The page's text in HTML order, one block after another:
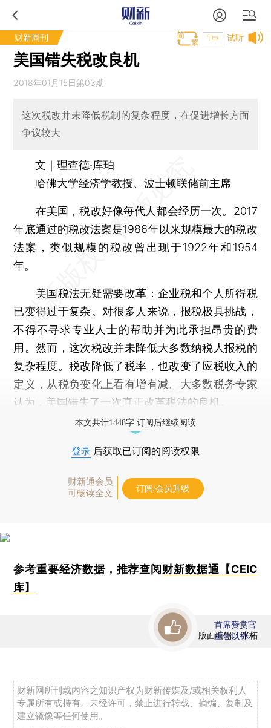
财新周刊 试听
T中
美国错失税改良机
2018年01月15日第03期
这次税改并未降低税制的复杂程度，在促进增长方面
争议较大
文｜理查德·库珀
哈佛大学经济学教授、波士顿联储前主席
在美国，税改好像每代人都会经历一次。2017
年底通过的税改法案是1986年以来规模最大的税改
法案，类似规模的税改曾出现于1922年和1954
年。
美国税法无疑需要改革：企业税和个人所得税
已变得过于复杂。对很多人来说，报税极具挑战，
不得不寻求专业人士的帮助并为此承担昂贵的费
用。然而，这次税改并未降低大多数纳税人报税的
复杂程度。税改降低了税率，也改变了应税收入的
定义，从税负变化上看有增有减。大多数税务专家
认为，美国错失了一次真正改革税法的良机。
本文共计1448字 订阅后继续阅读
登录 后获取已订阅的阅读权限
财新通会员
可畅读全文
订阅/会员升级
参考重要经济数据，推荐查阅 财新数据通【CEIC
库】
版面编辑：张柘
首席赞赏官
虚位以待
财新网所刊载内容之知识产权为财新传媒及/或相关权利人
专属所有或持有。未经许可，禁止进行转载、摘编、复制及
建立镜像等任何使用。